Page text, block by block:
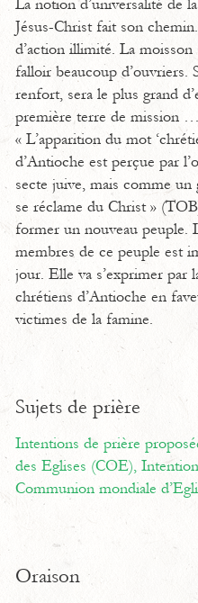
La notion d’universalité de
Jésus-Christ fait son
d’action illimité. La moisson
falloir beaucoup d’ouvriers.
renfort, sera le plus grand
première terre de mission
« L’apparition du mot
d’Antioche est perçue par
secte juive, mais comme
se réclame du Christ »
former un nouveau peuple.
membres de ce peuple est
jour. Elle va s’exprimer par
chrétiens d’Antioche en
victimes de la famine.
Sujets de prière
Intentions de prière
des Eglises (COE),
Communion mondiale
Oraison